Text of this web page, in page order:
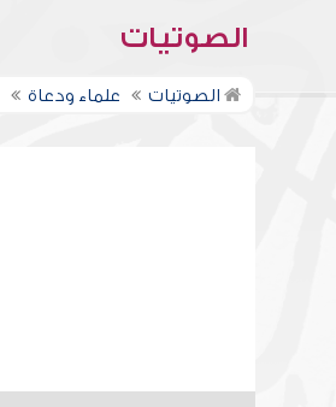
الصوتيات
الصوتيات علماء ودعاة